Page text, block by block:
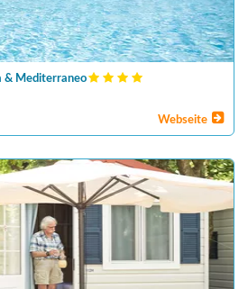
& Mediterraneo
Webseite